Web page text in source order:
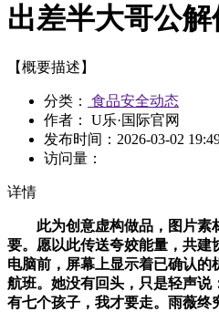
出差半大哥公解
【概要描述】
分类：
食品安全动态
作者： U乐·国际官网
发布时间： 2026-03-02
访问量：
详情
此为创意虚构做品，图片素
要。愿以此传送夸姣能量，共建
电脑前，屏幕上显示着已确认
航班。她没有回头，只是轻声说
有七个孩子，我才要走。雨薇终